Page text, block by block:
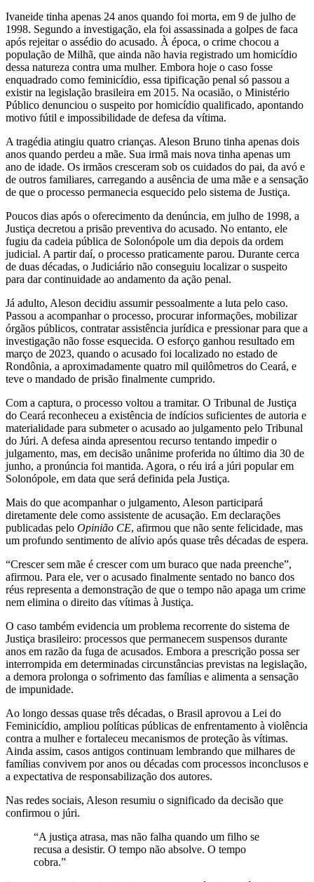
Ivaneide tinha apenas 24 anos quando foi morta, em 9 de julho de
1998. Segundo a investigação, ela foi assassinada a golpes de faca
após rejeitar o assédio do acusado. À época, o crime chocou a
população de Milhã, que ainda não havia registrado um homicídio
dessa natureza contra uma mulher. Embora hoje o caso fosse
enquadrado como feminicídio, essa tipificação penal só passou a
existir na legislação brasileira em 2015. Na ocasião, o Ministério
Público denunciou o suspeito por homicídio qualificado, apontando
motivo fútil e impossibilidade de defesa da vítima.
A tragédia atingiu quatro crianças. Aleson Bruno tinha apenas dois
anos quando perdeu a mãe. Sua irmã mais nova tinha apenas um
ano de idade. Os irmãos cresceram sob os cuidados do pai, da avó e
de outros familiares, carregando a ausência de uma mãe e a sensação
de que o processo permanecia esquecido pelo sistema de Justiça.
Poucos dias após o oferecimento da denúncia, em julho de 1998, a
Justiça decretou a prisão preventiva do acusado. No entanto, ele
fugiu da cadeia pública de Solonópole um dia depois da ordem
judicial. A partir daí, o processo praticamente parou. Durante cerca
de duas décadas, o Judiciário não conseguiu localizar o suspeito
para dar continuidade ao andamento da ação penal.
Já adulto, Aleson decidiu assumir pessoalmente a luta pelo caso.
Passou a acompanhar o processo, procurar informações, mobilizar
órgãos públicos, contratar assistência jurídica e pressionar para que a
investigação não fosse esquecida. O esforço ganhou resultado em
março de 2023, quando o acusado foi localizado no estado de
Rondônia, a aproximadamente quatro mil quilômetros do Ceará, e
teve o mandado de prisão finalmente cumprido.
Com a captura, o processo voltou a tramitar. O Tribunal de Justiça
do Ceará reconheceu a existência de indícios suficientes de autoria e
materialidade para submeter o acusado ao julgamento pelo Tribunal
do Júri. A defesa ainda apresentou recurso tentando impedir o
julgamento, mas, em decisão unânime proferida no último dia 30 de
junho, a pronúncia foi mantida. Agora, o réu irá a júri popular em
Solonópole, em data que será definida pela Justiça.
Mais do que acompanhar o julgamento, Aleson participará
diretamente dele como assistente de acusação. Em declarações
publicadas pelo Opinião CE, afirmou que não sente felicidade, mas
um profundo sentimento de alívio após quase três décadas de espera.
“Crescer sem mãe é crescer com um buraco que nada preenche”,
afirmou. Para ele, ver o acusado finalmente sentado no banco dos
réus representa a demonstração de que o tempo não apaga um crime
nem elimina o direito das vítimas à Justiça.
O caso também evidencia um problema recorrente do sistema de
Justiça brasileiro: processos que permanecem suspensos durante
anos em razão da fuga de acusados. Embora a prescrição possa ser
interrompida em determinadas circunstâncias previstas na legislação,
a demora prolonga o sofrimento das famílias e alimenta a sensação
de impunidade.
Ao longo dessas quase três décadas, o Brasil aprovou a Lei do
Feminicídio, ampliou políticas públicas de enfrentamento à violência
contra a mulher e fortaleceu mecanismos de proteção às vítimas.
Ainda assim, casos antigos continuam lembrando que milhares de
famílias convivem por anos ou décadas com processos inconclusos e
a expectativa de responsabilização dos autores.
Nas redes sociais, Aleson resumiu o significado da decisão que
confirmou o júri.
“A justiça atrasa, mas não falha quando um filho se
recusa a desistir. O tempo não absolve. O tempo
cobra.”